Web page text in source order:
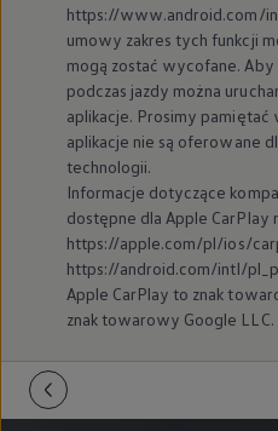
https://www.android.com/
umowy zakres tych funkcji
mogą zostać wycofane. Aby
podczas jazdy można
aplikacje. Prosimy
aplikacje nie są oferowane
technologii.
Informacje dotyczące
dostępne dla Apple CarPlay
https://apple.com/pl/ios/
https://android.com/intl/
Apple CarPlay to znak
znak towarowy Google LLC.